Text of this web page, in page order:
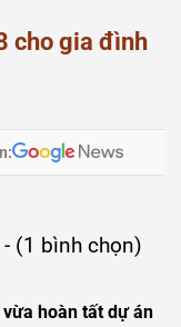
cho gia đình
(1 bình chọn)
hoàn tất dự án